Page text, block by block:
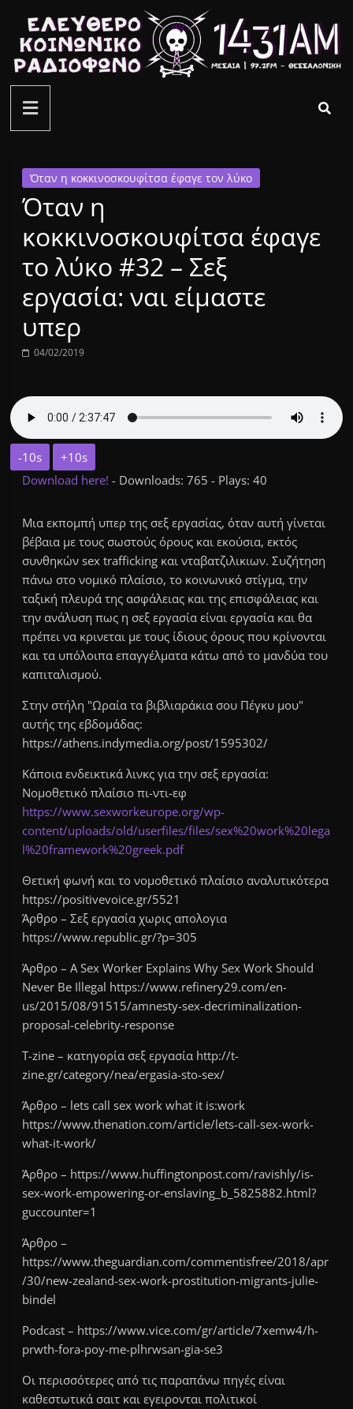
περιεχόμενο
ελεύθερο
κοινωνικό
ραδιόφωνο
1431AM
Όταν η κοκκινοσκουφίτσα έφαγε τον λύκο
Όταν η
κοκκινοσκουφίτσα έφαγε
το λύκο #32 – Σεξ
εργασία: ναι είμαστε
υπερ
04/02/2019
-10s
+10s
Download here!- Downloads: 765 - Plays: 40
Μια εκπομπή υπερ της σεξ εργασίας, όταν αυτή γίνεται
βέβαια με τους σωστούς όρους και εκούσια, εκτός
συνθηκών sex trafficking και νταβατζιλικιων. Συζήτηση
πάνω στο νομικό πλαίσιο, το κοινωνικό στίγμα, την
ταξική πλευρά της ασφάλειας και της επισφάλειας και
την ανάλυση πως η σεξ εργασία είναι εργασία και θα
πρέπει να κρινεται με τους ίδιους όρους που κρίνονται
και τα υπόλοιπα επαγγέλματα κάτω από το μανδύα του
καπιταλισμού.
Στην στήλη "Ωραία τα βιβλιαράκια σου Πέγκυ μου"
αυτής της εβδομάδας:
https://athens.indymedia.org/post/1595302/
Κάποια ενδεικτικά λινκς για την σεξ εργασία:
Νομοθετικό πλαίσιο πι-ντι-εφ
https://www.sexworkeurope.org/wp-
content/uploads/old/userfiles/files/sex%20work%20lega
l%20framework%20greek.pdf
Θετική φωνή και το νομοθετικό πλαίσιο αναλυτικότερα
https://positivevoice.gr/5521
Άρθρο – Σεξ εργασία χωρις απολογια
https://www.republic.gr/?p=305
Άρθρο – A Sex Worker Explains Why Sex Work Should
Never Be Illegal https://www.refinery29.com/en-
us/2015/08/91515/amnesty-sex-decriminalization-
proposal-celebrity-response
T-zine – κατηγορία σεξ εργασία http://t-
zine.gr/category/nea/ergasia-sto-sex/
Άρθρο – lets call sex work what it is:work
https://www.thenation.com/article/lets-call-sex-work-
what-it-work/
Άρθρο – https://www.huffingtonpost.com/ravishly/is-
sex-work-empowering-or-enslaving_b_5825882.html?
guccounter=1
Άρθρο –
https://www.theguardian.com/commentisfree/2018/apr
/30/new-zealand-sex-work-prostitution-migrants-julie-
bindel
Podcast – https://www.vice.com/gr/article/7xemw4/h-
prwth-fora-poy-me-plhrwsan-gia-se3
Οι περισσότερες από τις παραπάνω πηγές είναι
καθεστωτικά σαιτ και εγειρονται πολιτικοί